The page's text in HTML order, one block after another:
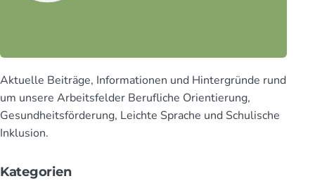
Aktuelle Beiträge, Infor­mationen und Hinter­gründe rund
um unsere Arbeits­felder Beruf­liche Orien­tierung,
Gesund­heits­för­derung, Leichte Sprache und Schu­lische
Inklusion.
Kategorien